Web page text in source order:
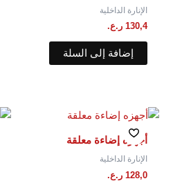
الإنارة الداخلية
130,4 ر.ع.
إضافة إلى السلة
أجهزه إضاءة معلقة
الإنارة الداخلية
128,0 ر.ع.